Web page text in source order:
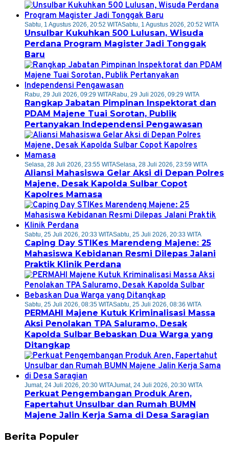
Sabtu, 1 Agustus 2026, 20:52 WITASabtu, 1 Agustus 2026, 20:52 WITA
Unsulbar Kukuhkan 500 Lulusan, Wisuda
Perdana Program Magister Jadi Tonggak
Baru
Rabu, 29 Juli 2026, 09:29 WITARabu, 29 Juli 2026, 09:29 WITA
Rangkap Jabatan Pimpinan Inspektorat dan
PDAM Majene Tuai Sorotan, Publik
Pertanyakan Independensi Pengawasan
Selasa, 28 Juli 2026, 23:55 WITASelasa, 28 Juli 2026, 23:59 WITA
Aliansi Mahasiswa Gelar Aksi di Depan Polres
Majene, Desak Kapolda Sulbar Copot
Kapolres Mamasa
Sabtu, 25 Juli 2026, 20:33 WITASabtu, 25 Juli 2026, 20:33 WITA
Caping Day STIKes Marendeng Majene: 25
Mahasiswa Kebidanan Resmi Dilepas Jalani
Praktik Klinik Perdana
Sabtu, 25 Juli 2026, 08:35 WITASabtu, 25 Juli 2026, 08:36 WITA
PERMAHI Majene Kutuk Kriminalisasi Massa
Aksi Penolakan TPA Saluramo, Desak
Kapolda Sulbar Bebaskan Dua Warga yang
Ditangkap
Jumat, 24 Juli 2026, 20:30 WITAJumat, 24 Juli 2026, 20:30 WITA
Perkuat Pengembangan Produk Aren,
Fapertahut Unsulbar dan Rumah BUMN
Majene Jalin Kerja Sama di Desa Saragian
Berita Populer